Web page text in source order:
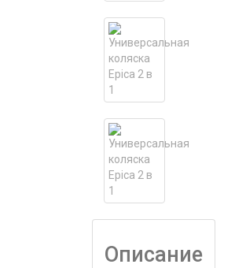
Описание